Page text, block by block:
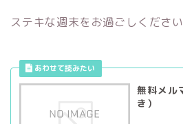
ステキな週末をお過ごしください
無料メル
き）